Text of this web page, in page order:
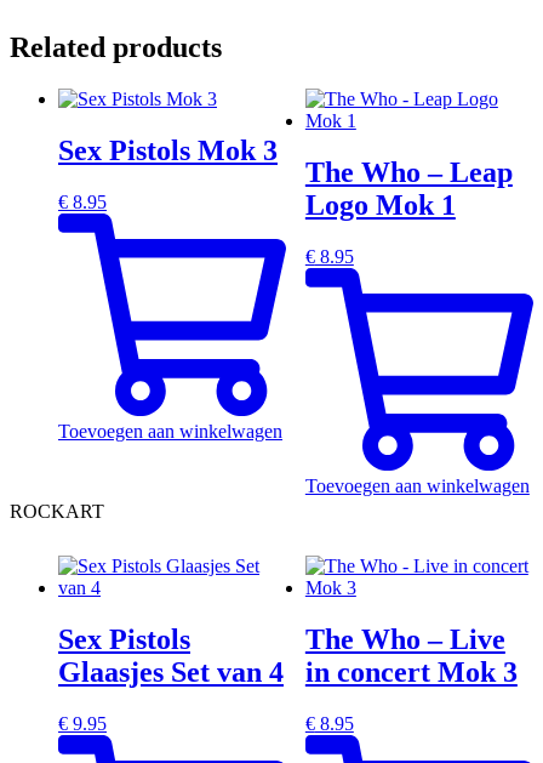
Related products
Sex Pistols Mok 3
€ 8.95
Toevoegen aan winkelwagen
The Who – Leap
Logo Mok 1
€8.95
Toevoegen aan winkelwagen
Sex Pistols
Glaasjes Set van 4
€ 9.95
The Who – Live
in concert Mok 3
€8.95
ROCKART